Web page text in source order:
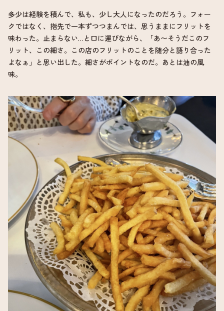
多少は経験を積んで、私も、少し大人になったのだろう。フォー
クではなく、指先で一本ずつつまんでは、思うままにフリットを
味わった。止まらない…と口に運びながら、「あ〜そうだこのフ
リット、この細さ。この店のフリットのことを随分と語り合った
よなぁ」と思い出した。細さがポイントなのだ。あとは油の風
味。